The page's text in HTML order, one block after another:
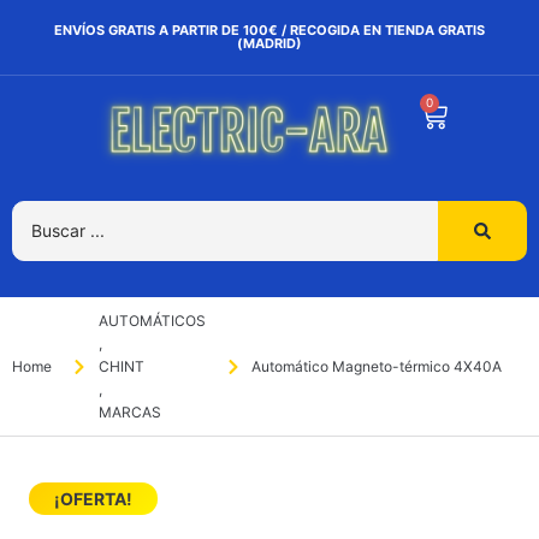
ENVÍOS GRATIS A PARTIR DE 100€ / RECOGIDA EN TIENDA GRATIS
(MADRID)
0
Home
AUTOMÁTICOS
,
CHINT
,
MARCAS
Automático Magneto-térmico 4X40A
¡OFERTA!